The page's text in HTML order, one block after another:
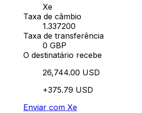
Xe
Taxa de câmbio
1.337200
Taxa de transferência
0 GBP
O destinatário recebe
26,744.00 USD
+375.79 USD
Enviar com Xe